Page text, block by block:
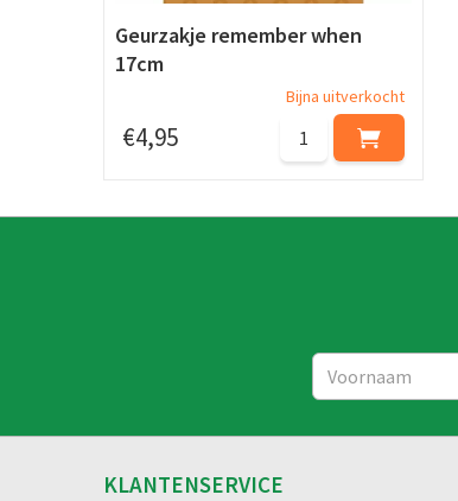
Geurzakje remember when
17cm
€4,95
Bijna uitverkocht
KLANTENSERVICE